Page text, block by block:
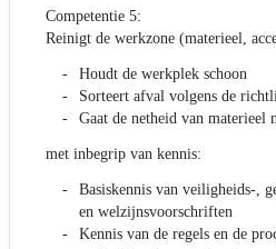
Competentie 5:
Reinigt de werkzone (materieel,
Houdt de werkplek schoon
Sorteert afval volgens de
Gaat de netheid van materieel
met inbegrip van kennis:
Basiskennis van veiligheids-,
en welzijnsvoorschriften
Kennis van de regels en de